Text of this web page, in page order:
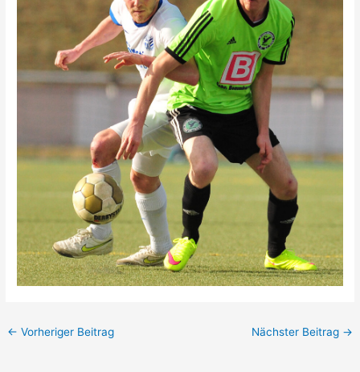
← Vorheriger Beitrag Nächster Beitrag →